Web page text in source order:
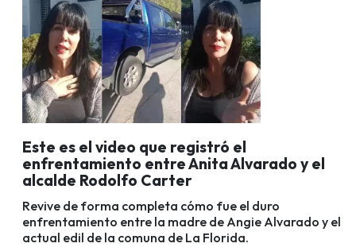
Este es el video que registró el
enfrentamiento entre Anita Alvarado y el
alcalde Rodolfo Carter
Revive de forma completa cómo fue el duro
enfrentamiento entre la madre de Angie Alvarado y el
actual edil de la comuna de La Florida.